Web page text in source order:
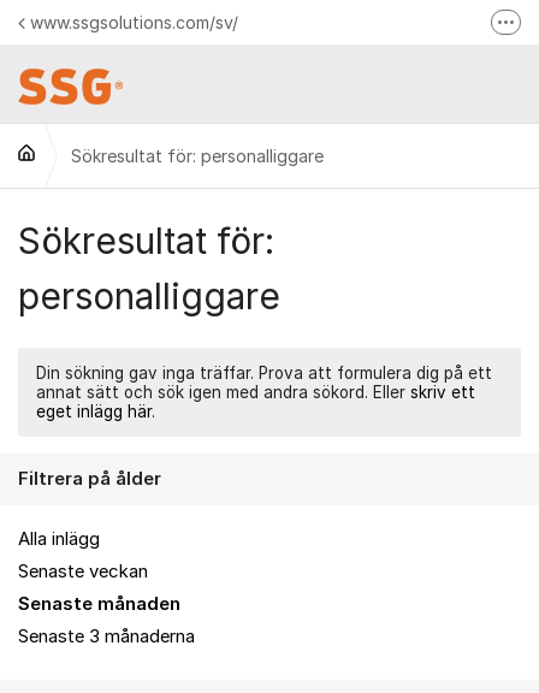
Hoppa till innehåll
www.ssgsolutions.com/sv/
Logga in till dina tjänster
Sökresultat för: personalliggare
Sökresultat för:
personalliggare
Din sökning gav inga träffar. Prova att formulera dig på ett
annat sätt och sök igen med andra sökord. Eller skriv ett
eget inlägg här.
Filtrera på ålder
Alla inlägg
Senaste veckan
Senaste månaden
Senaste 3 månaderna